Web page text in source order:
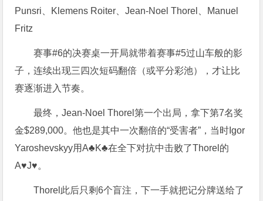
Punsri、Klemens Roiter、Jean-Noel Thorel、Manuel
Fritz
赛事#6的决赛桌一开局就带着赛事#5过山车般的影
子，连续出现三四次短码翻倍（或平分彩池），才让比
赛逐渐进入节奏。
最终，Jean-Noel Thorel第一个出局，拿下第7名奖
金$289,000。他也是其中一次翻倍的“受害者”，当时Igor
Yaroshevskyy用A♣K♣在全下对抗中击败了Thorel的
A♥J♥。
Thorel此后只剩6个盲注，下一手就把记分牌送给了